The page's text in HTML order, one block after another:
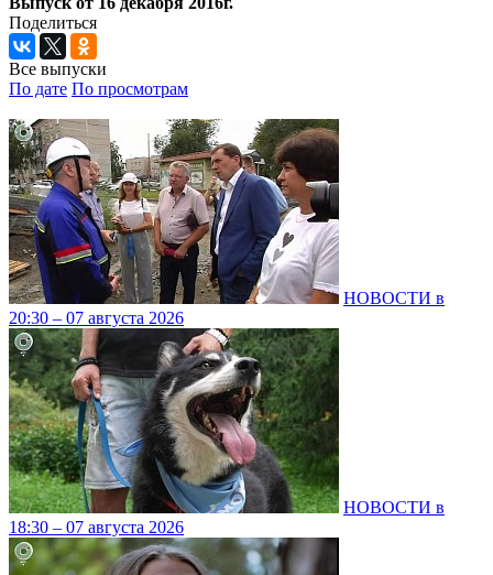
Поделиться
Все выпуски
По дате По просмотрам
НОВОСТИ в
20:30 – 07 августа 2026
НОВОСТИ в
18:30 – 07 августа 2026